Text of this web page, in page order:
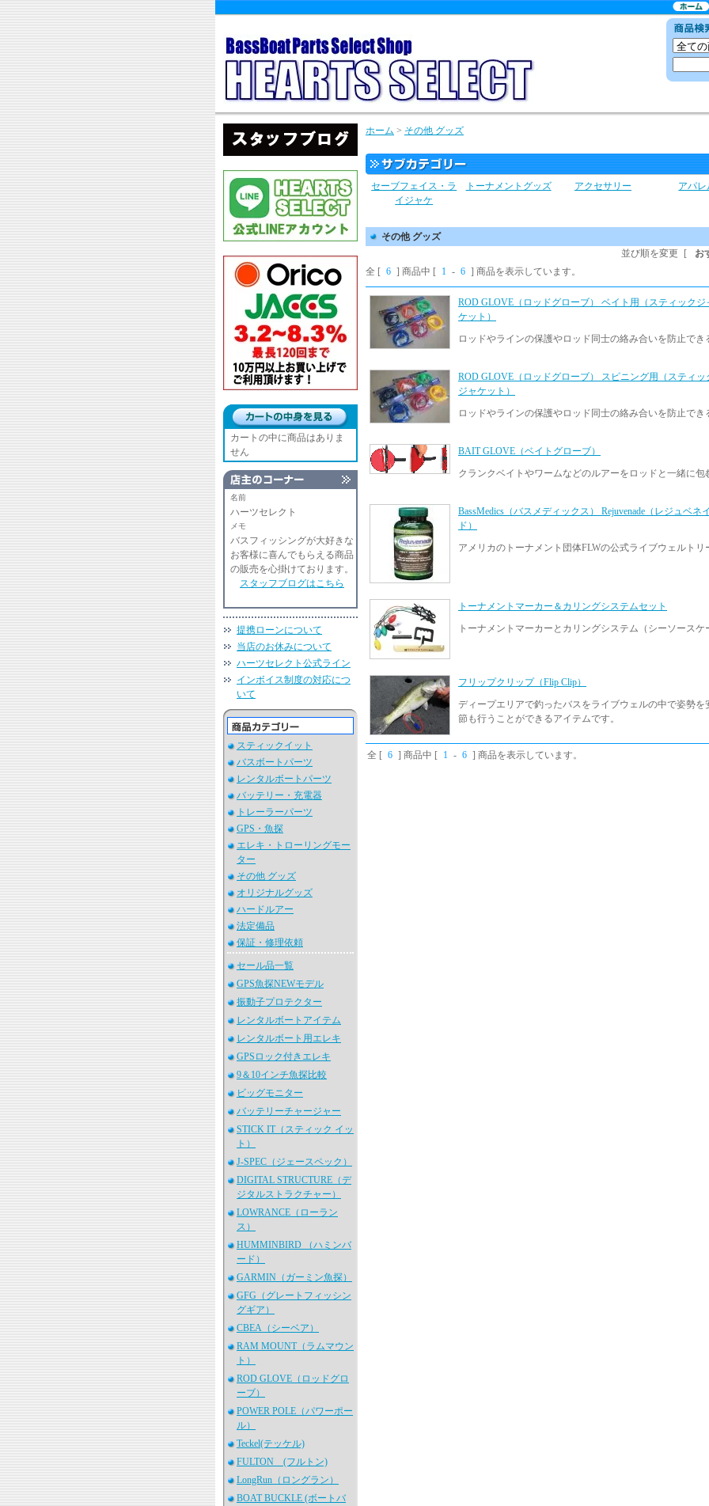
カートの中に商品はありま
せん
名前
ハーツセレクト
メモ
バスフィッシングが大好きな
お客様に喜んでもらえる商品
の販売を心掛けております。
スタッフブログはこちら
提携ローンについて
当店のお休みについて
ハーツセレクト公式ライン
インボイス制度の対応につ
いて
スティックイット
バスボートパーツ
レンタルボートパーツ
バッテリー・充電器
トレーラーパーツ
GPS・魚探
エレキ・トローリングモー
ター
その他 グッズ
オリジナルグッズ
ハードルアー
法定備品
保証・修理依頼
セール品一覧
GPS魚探NEWモデル
振動子プロテクター
レンタルボートアイテム
レンタルボート用エレキ
GPSロック付きエレキ
9＆10インチ魚探比較
ビッグモニター
バッテリーチャージャー
STICK IT（スティック イッ
ト）
J-SPEC（ジェースペック）
DIGITAL STRUCTURE（デ
ジタルストラクチャー）
LOWRANCE（ローラン
ス）
HUMMINBIRD （ハミンバ
ード）
GARMIN（ガーミン魚探）
GFG（グレートフィッシン
グギア）
CBEA（シーベア）
RAM MOUNT（ラムマウン
ト）
ROD GLOVE（ロッドグロ
ーブ）
POWER POLE（パワーポー
ル）
Teckel(テッケル)
FULTON (フルトン)
LongRun（ロングラン）
BOAT BUCKLE (ボートバ
ホーム > その他 グッズ
セーブフェイス・ラ
イジャケ
トーナメントグッズ アクセサリー アパレ
その他 グッズ
並び順を変更
[ お
全 [ 6 ] 商品中 [ 1 - 6 ] 商品を表示しています。
ROD GLOVE（ロッドグローブ） ベイト用（スティックジ
ケット）
ロッドやラインの保護やロッド同士の絡み合いを防止でき
ROD GLOVE（ロッドグローブ） スピニング用（スティッ
ジャケット）
ロッドやラインの保護やロッド同士の絡み合いを防止でき
BAIT GLOVE（ベイトグローブ）
クランクベイトやワームなどのルアーをロッドと一緒に包
BassMedics（バスメディックス） Rejuvenade（レジュベネイ
ド）
アメリカのトーナメント団体FLWの公式ライブウェルトリ
トーナメントマーカー＆カリングシステムセット
トーナメントマーカーとカリングシステム（シーソースケ
フリップクリップ（Flip Clip）
ディープエリアで釣ったバスをライブウェルの中で姿勢を
節も行うことができるアイテムです。
全 [ 6 ] 商品中 [ 1 - 6 ] 商品を表示しています。